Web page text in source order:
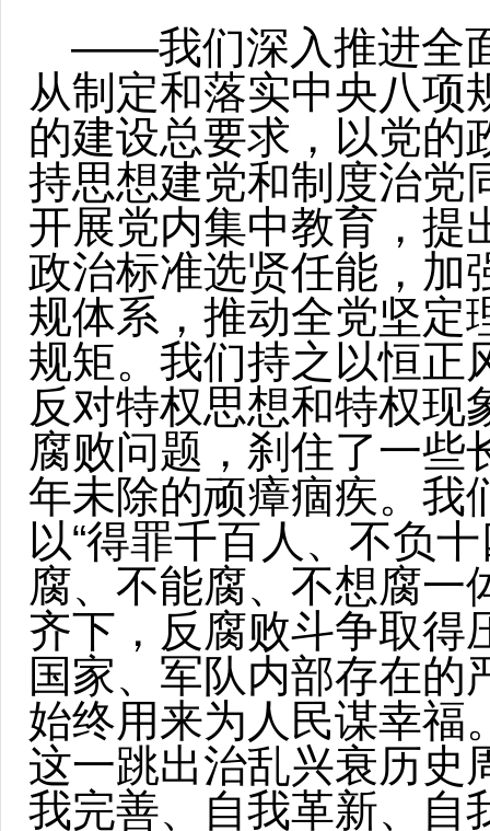
——我们深入推进全
从制定和落实中央八项
的建设总要求，以党的
持思想建党和制度治党
开展党内集中教育，提
政治标准选贤任能，加
规体系，推动全党坚定
规矩。我们持之以恒正
反对特权思想和特权现
腐败问题，刹住了一些
年未除的顽瘴痼疾。我
以“得罪千百人、不负
腐、不能腐、不想腐一
齐下，反腐败斗争取得
国家、军队内部存在的
始终用来为人民谋幸福
这一跳出治乱兴衰历史
我完善、自我革新、自